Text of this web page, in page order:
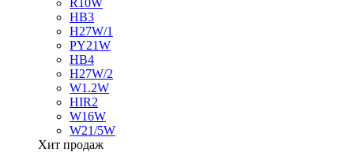
R10W
HB3
H27W/1
PY21W
HB4
H27W/2
W1.2W
HIR2
W16W
W21/5W
Хит продаж